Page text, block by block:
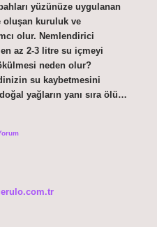
yüzünüze uygulanan
oluşan kuruluk ve
olur. Nemlendirici
az 2-3 litre su içmeyi
neden olur?
su kaybetmesini
yağların yanı sıra ölü…